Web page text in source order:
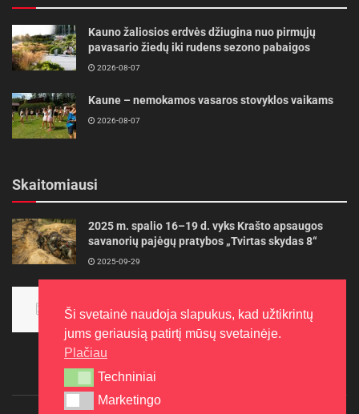
Kauno žaliosios erdvės džiugina nuo pirmųjų
pavasario žiedų iki rudens sezono pabaigos
2026-08-07
Kaune – nemokamos vasaros stovyklos vaikams
2026-08-07
Skaitomiausi
2025 m. spalio 16–19 d. vyks Krašto apsaugos
savanorių pajėgų pratybos „Tvirtas skydas 8“
2025-09-29
aukso
2015-10-30
Ši svetainė naudoja slapukus, kad užtikrintų
jums geriausią patirtį mūsų svetainėje.
Plačiau
Techniniai
Techniniai
Marketingo
Marketingo